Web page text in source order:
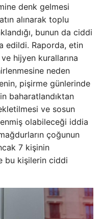
denk gelmesi
alınarak toplu
bunun da ciddi
edildi. Raporda, etin
hijyen kurallarına
neden
pişirme günlerinde
baharatlandıktan
ve sosun
olabileceği iddia
çoğunun
7 kişinin
bu kişilerin ciddi